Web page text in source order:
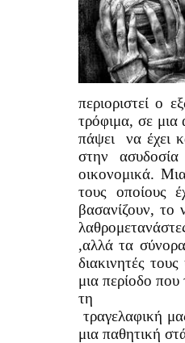
περιοριστεί ο
τρόφιμα, σε μια
πάψει
να έχει
στην
οικονομικά.
τους οποίους
βασανίζουν, το
,αλλά τα
διακινητές
μια περίοδο που
τη
τραγελαφική
μια παθητική